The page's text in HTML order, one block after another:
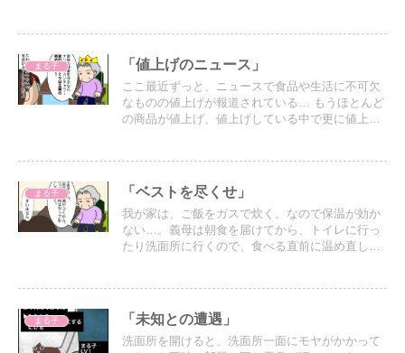
まる子 「値上げのニュース」
ここ最近ずっと、ニュースで食品や生活に不可欠
なものの値上げが報道されている… もうほとんど
の商品が値上げ、値上げしている中で更に値上
まる子 「ベストを尽くせ」
我が家は、ご飯をガスで炊く。なので保温が効か
ない…。義母は朝食を届けてから、トイレに行っ
たり洗面所に行くので、食べる直前に温め直して
まる子 「未知との遭遇」
洗面所を開けると、洗面所一面にモヤがかかって